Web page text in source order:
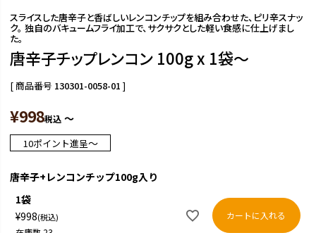
スライスした唐辛子と香ばしいレンコンチップを組み合わせた、ピリ辛スナッ
ク。 独自のバキュームフライ加工で、サクサクとした軽い食感に仕上げまし
た。
唐辛子チップレンコン 100g x 1袋～
商品番号 130301-0058-01
¥998税込 〜
10ポイント進呈〜
唐辛子+レンコンチップ100g入り
1袋
¥998 税込 カートに入れる